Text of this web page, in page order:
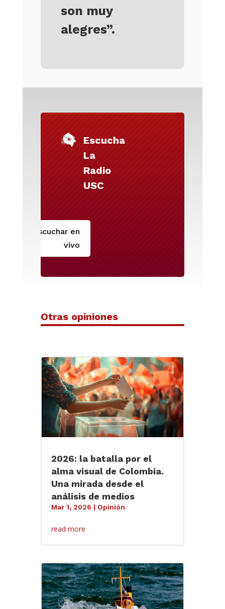
son muy
alegres”.
Escucha
La
Radio
USC
Escuchar en
vivo
Otras opiniones
2026: la batalla por el
alma visual de Colombia.
Una mirada desde el
análisis de medios
Mar 1, 2026 | Opinión
read more